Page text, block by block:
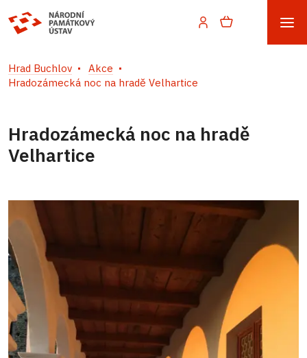
Hrad Buchlov
Akce
Hradozámecká noc na hradě Velhartice
Hradozámecká noc na hradě
Velhartice